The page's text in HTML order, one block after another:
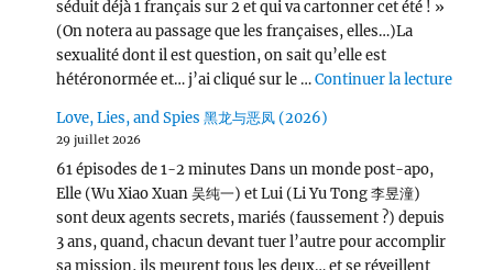
séduit déjà 1 français sur 2 et qui va cartonner cet été ! »
(On notera au passage que les françaises, elles…)La
sexualité dont il est question, on sait qu’elle est
hétéronormée et… j’ai cliqué sur le …Continuer la lecturede «
Love, Lies, and Spies 黑龙与恶凤 (2026)
29 juillet 2026
61 épisodes de 1-2 minutes Dans un monde post-apo,
Elle (Wu Xiao Xuan 吴纯一) et Lui (Li Yu Tong 李昱潼)
sont deux agents secrets, mariés (faussement ?) depuis
3 ans, quand, chacun devant tuer l’autre pour accomplir
sa mission, ils meurent tous les deux… et se réveillent